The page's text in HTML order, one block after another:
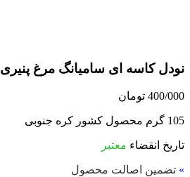
نودل کاسه ای سامیانگ مرغ پنیری
400/000 تومان
105 گرم محصول کشور کره جنوبی
تاریخ انقضاء معتبر
» تضمین اصالت محصول